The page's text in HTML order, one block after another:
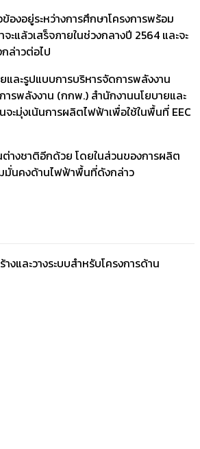
งอยู่ระหว่างการศึกษาโครงการพร้อม
ล้วเสร็จภายในช่วงกลางปี 2564 และจะ
ล่าวต่อไป
ละรูปแบบการบริหารจัดการพลังงาน
รพลังงาน (กกพ.) สำนักงานนโยบายและ
มุ่งเน้นการผลิตไฟฟ้าเพื่อใช้ในพื้นที่ EEC
างชาติอีกด้วย โดยในส่วนของการผลิต
มมั่นคงด้านไฟฟ้าพื้นที่ดังกล่าว
ละวางระบบสำหรับโครงการด้าน